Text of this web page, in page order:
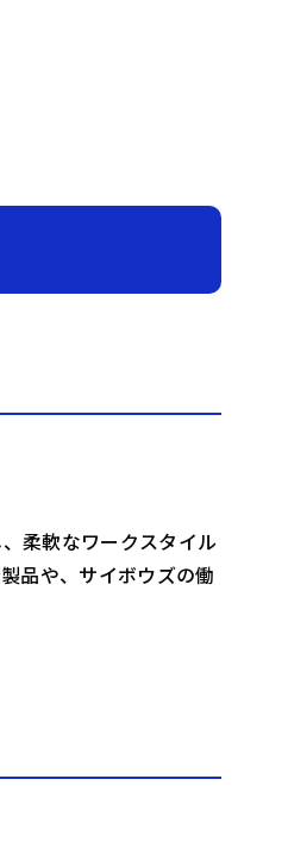
柔軟なワークスタイル
品や、サイボウズの働